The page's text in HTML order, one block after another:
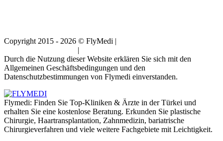
Copyright 2015 - 2026 © FlyMedi |
|
Durch die Nutzung dieser Website erklären Sie sich mit den
Allgemeinen Geschäftsbedingungen und den
Datenschutzbestimmungen von Flymedi einverstanden.
Flymedi: Finden Sie Top-Kliniken & Ärzte in der Türkei und
erhalten Sie eine kostenlose Beratung. Erkunden Sie plastische
Chirurgie, Haartransplantation, Zahnmedizin, bariatrische
Chirurgieverfahren und viele weitere Fachgebiete mit Leichtigkeit.